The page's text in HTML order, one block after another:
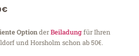
OptionderBeiladungfür Ihren
und Horsholm schon ab 50€.